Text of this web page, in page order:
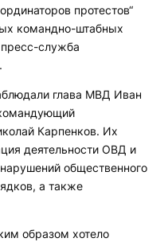
протестов“
командно-штабных
служба
глава МВД Иван
Карпенков. Их
деятельности ОВД и
общественного
а также
образом хотело